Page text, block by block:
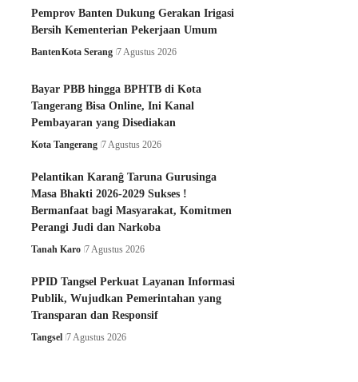
Pemprov Banten Dukung Gerakan Irigasi
Bersih Kementerian Pekerjaan Umum
BantenKota Serang 7 Agustus 2026
Bayar PBB hingga BPHTB di Kota
Tangerang Bisa Online, Ini Kanal
Pembayaran yang Disediakan
Kota Tangerang 7 Agustus 2026
Pelantikan Karanĝ Taruna Gurusinga
Masa Bhakti 2026-2029 Sukses !
Bermanfaat bagi Masyarakat, Komitmen
Perangi Judi dan Narkoba
Tanah Karo 7 Agustus 2026
PPID Tangsel Perkuat Layanan Informasi
Publik, Wujudkan Pemerintahan yang
Transparan dan Responsif
Tangsel 7 Agustus 2026